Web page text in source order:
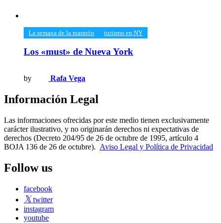
​La semana de la maratón turismo en NY
Los «must» de Nueva York
by Rafa Vega
Información Legal
Las informaciones ofrecidas por este medio tienen exclusivamente
carácter ilustrativo, y no originarán derechos ni expectativas de
derechos (Decreto 204/95 de 26 de octubre de 1995, artículo 4
BOJA 136 de 26 de octubre). Aviso Legal y Política de Privacidad
Follow us
facebook
twitter
instagram
youtube